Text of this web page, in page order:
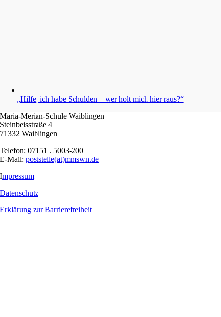
„Hilfe, ich habe Schulden – wer holt mich hier raus?“
Maria-Merian-Schule Waiblingen
Steinbeisstraße 4
71332 Waiblingen
Telefon: 07151 . 5003-200
E-Mail: poststelle(at)mmswn.de
Impressum
Datenschutz
Erklärung zur Barrierefreiheit